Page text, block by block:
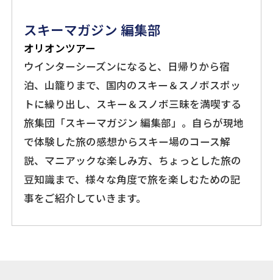
スキーマガジン 編集部
オリオンツアー
ウインターシーズンになると、日帰りから宿
泊、山籠りまで、国内のスキー＆スノボスポッ
トに繰り出し、スキー＆スノボ三昧を満喫する
旅集団「スキーマガジン 編集部」。自らが現地
で体験した旅の感想からスキー場のコース解
説、マニアックな楽しみ方、ちょっとした旅の
豆知識まで、様々な角度で旅を楽しむための記
事をご紹介していきます。